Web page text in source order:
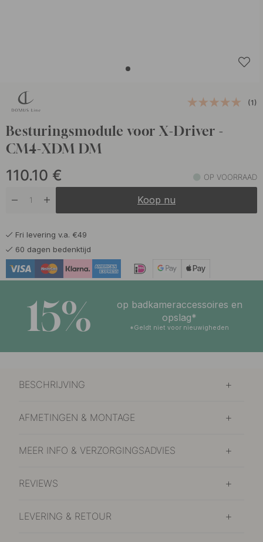
(1)
Besturingsmodule voor X-Driver -
CM4-XDM DM
110.10 € OP VOORRAAD
Koop nu
Fri levering v.a. €49
60 dagen bedenktijd
15%
op badkameraccessoires en
opslag*
*Geldt niet voor nieuwigheden
BESCHRIJVING
AFMETINGEN & MONTAGE
MEER INFO & VERZORGINGSADVIES
REVIEWS
LEVERING & RETOUR